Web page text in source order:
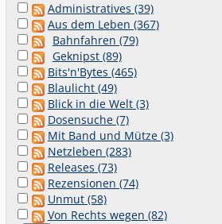
Administratives (39)
Aus dem Leben (367)
Bahnfahren (79)
Geknipst (89)
Bits'n'Bytes (465)
Blaulicht (49)
Blick in die Welt (3)
Dosensuche (7)
Mit Band und Mütze (3)
Netzleben (283)
Releases (73)
Rezensionen (74)
Unmut (58)
Von Rechts wegen (82)